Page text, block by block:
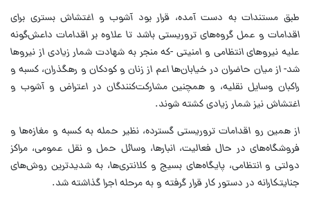
طبق مستندات به دست آمده، قرار بود آشوب و اغتشاش بستری برای
اقدامات و عمل گروه‌های تروریستی باشد تا علاوه بر اقدامات داعش‌گونه
علیه نیروهای انتظامی و امنیتی -که منجر به شهادت شمار زیادی از نیروها
شد- از میان حاضران در خیابان‌ها اعم از زنان و کودکان و رهگذران، کسبه و
راکبان وسایل نقلیه، و همچنین مشارکت‌کنندگان در اعتراض و آشوب و
اغتشاش نیز شمار زیادی کشته شوند.
از همین رو اقدامات تروریستی گسترده، نظیر حمله به کسبه و مغازه‌ها و
فروشگاه‌های در حال فعالیت، انبارها، وسائل حمل و نقل عمومی، مراکز
دولتی و انتظامی، پایگاه‌های بسیج و کلانتری‌ها، به شدیدترین روش‌های
جنایتکارانه در دستور کار قرار گرفته و به مرحله اجرا گذاشته شد.